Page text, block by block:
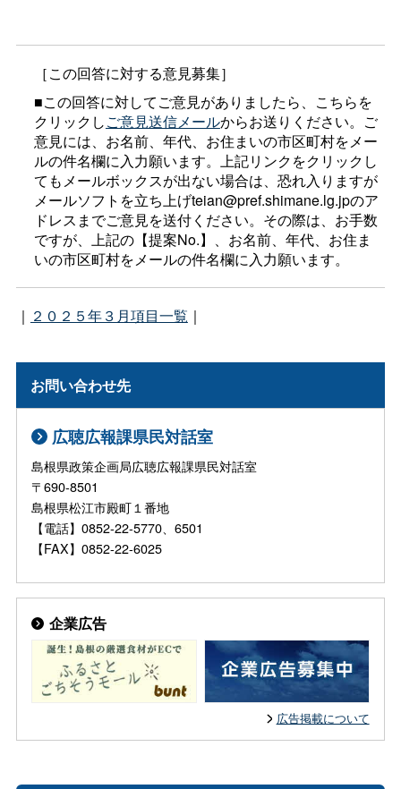
［この回答に対する意見募集］
■この回答に対してご意見がありましたら、こちらを
クリックしご意見送信メールからお送りください。ご
意見には、お名前、年代、お住まいの市区町村をメー
ルの件名欄に入力願います。上記リンクをクリックし
てもメールボックスが出ない場合は、恐れ入りますが
メールソフトを立ち上げteian@pref.shimane.lg.jpのア
ドレスまでご意見を送付ください。その際は、お手数
ですが、上記の【提案No.】、お名前、年代、お住ま
いの市区町村をメールの件名欄に入力願います。
｜ ２０２５年３月項目一覧 ｜
お問い合わせ先
広聴広報課県民対話室
島根県政策企画局広聴広報課県民対話室
〒690-8501
島根県松江市殿町１番地
【電話】0852-22-5770、6501
【FAX】0852-22-6025
企業広告
広告掲載について